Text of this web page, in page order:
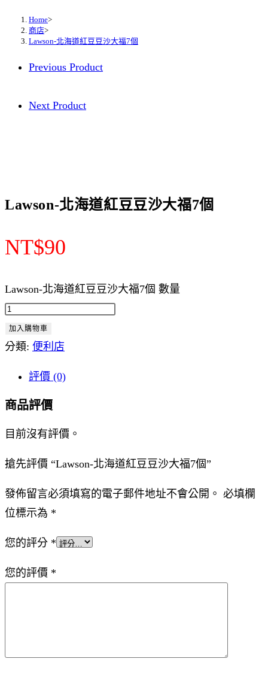
Home>
商店>
Lawson-北海道紅豆豆沙大福7個
Previous Product
Next Product
Lawson-北海道紅豆豆沙大福7個
NT$90
Lawson-北海道紅豆豆沙大福7個 數量
加入購物車
分類: 便利店
評價 (0)
商品評價
目前沒有評價。
搶先評價 “Lawson-北海道紅豆豆沙大福7個”
發佈留言必須填寫的電子郵件地址不會公開。 必填欄
位標示為 *
您的評分 *
您的評價 *